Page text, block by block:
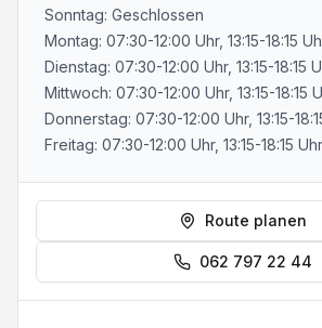
Sonntag: Geschlossen
Montag: 07:30-12:00 Uhr, 13:15-18:15
Dienstag: 07:30-12:00 Uhr, 13:15-18:15
Mittwoch: 07:30-12:00 Uhr, 13:15-18:15
Donnerstag: 07:30-12:00 Uhr, 13:15-
Freitag: 07:30-12:00 Uhr, 13:15-18:15 Uhr
Route planen
062 797 22 44